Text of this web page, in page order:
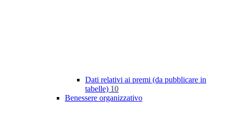
Dati relativi ai premi (da pubblicare in
tabelle) 10
Benessere organizzativo